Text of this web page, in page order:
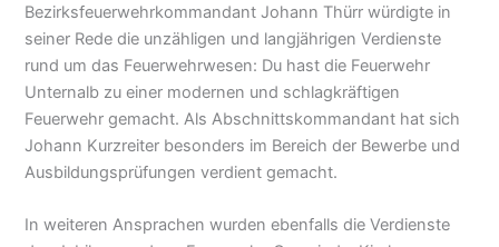
Bezirksfeuerwehrkommandant Johann Thürr würdigte in
seiner Rede die unzähligen und langjährigen Verdienste
rund um das Feuerwehrwesen: Du hast die Feuerwehr
Unternalb zu einer modernen und schlagkräftigen
Feuerwehr gemacht. Als Abschnittskommandant hat sich
Johann Kurzreiter besonders im Bereich der Bewerbe und
Ausbildungsprüfungen verdient gemacht.
In weiteren Ansprachen wurden ebenfalls die Verdienste